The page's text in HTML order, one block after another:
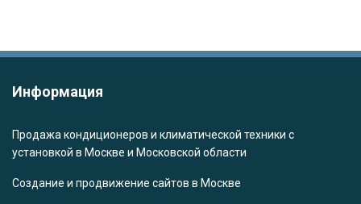
Информация
Продажа кондиционеров и климатической техники с
установкой в Москве и Московской области
Создание и продвижение сайтов в Москве